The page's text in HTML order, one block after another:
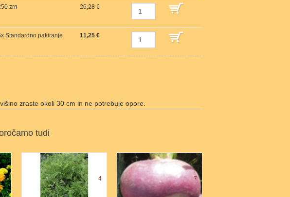
zrn 26,28 € DODAJ V KOŠARICO
Standardno pakiranje 11,25 € DODAJ V KOŠARICO
zraste okoli 30 cm in ne potrebuje opore.
tudi
2 4 7